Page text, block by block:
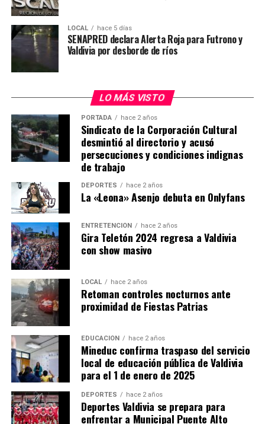
LOCAL hace 5 días
SENAPRED declara Alerta Roja para Futrono y
Valdivia por desborde de ríos
LO MÁS VISTO
PORTADA hace 2 años
Sindicato de la Corporación Cultural
desmintió al directorio y acusó
persecuciones y condiciones indignas
de trabajo
DEPORTES hace 2 años
La «Leona» Asenjo debuta en Onlyfans
ENTRETENCIÓN hace 2 años
Gira Teletón 2024 regresa a Valdivia
con show masivo
LOCAL hace 2 años
Retoman controles nocturnos ante
proximidad de Fiestas Patrias
EDUCACIÓN hace 2 años
Mineduc confirma traspaso del servicio
local de educación pública de Valdivia
para el 1 de enero de 2025
DEPORTES hace 2 años
Deportes Valdivia se prepara para
enfrentar a Municipal Puente Alto